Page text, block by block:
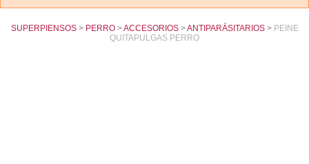
SUPERPIENSOS PERRO ACCESORIOS ANTIPARÁSITARIOS
PEINE
QUITAPULGAS PERRO